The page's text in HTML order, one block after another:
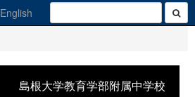
English
島根大学教育学部附属中学校